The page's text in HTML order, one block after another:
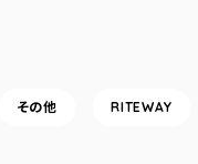
その他 RITEWAY